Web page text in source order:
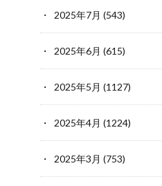
2025年7月 (543)
2025年6月 (615)
2025年5月 (1127)
2025年4月 (1224)
2025年3月 (753)